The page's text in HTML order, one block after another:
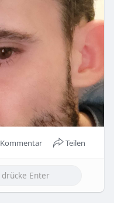
Kommentar Teilen